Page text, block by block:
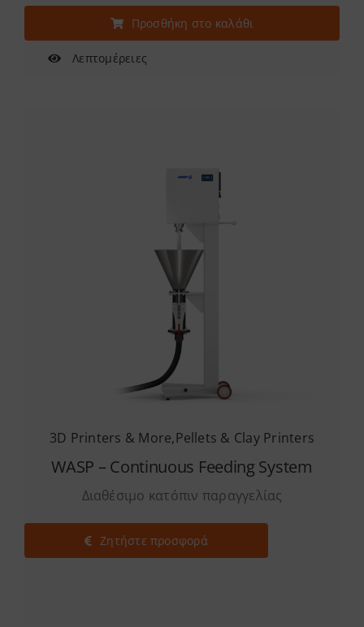
Προσθήκη στο καλάθι
Λεπτομέρειες
3D Printers & More,Pellets & Clay Printers
WASP – Continuous Feeding System
Διαθέσιμο κατόπιν παραγγελίας
Ζητήστε προσφορά